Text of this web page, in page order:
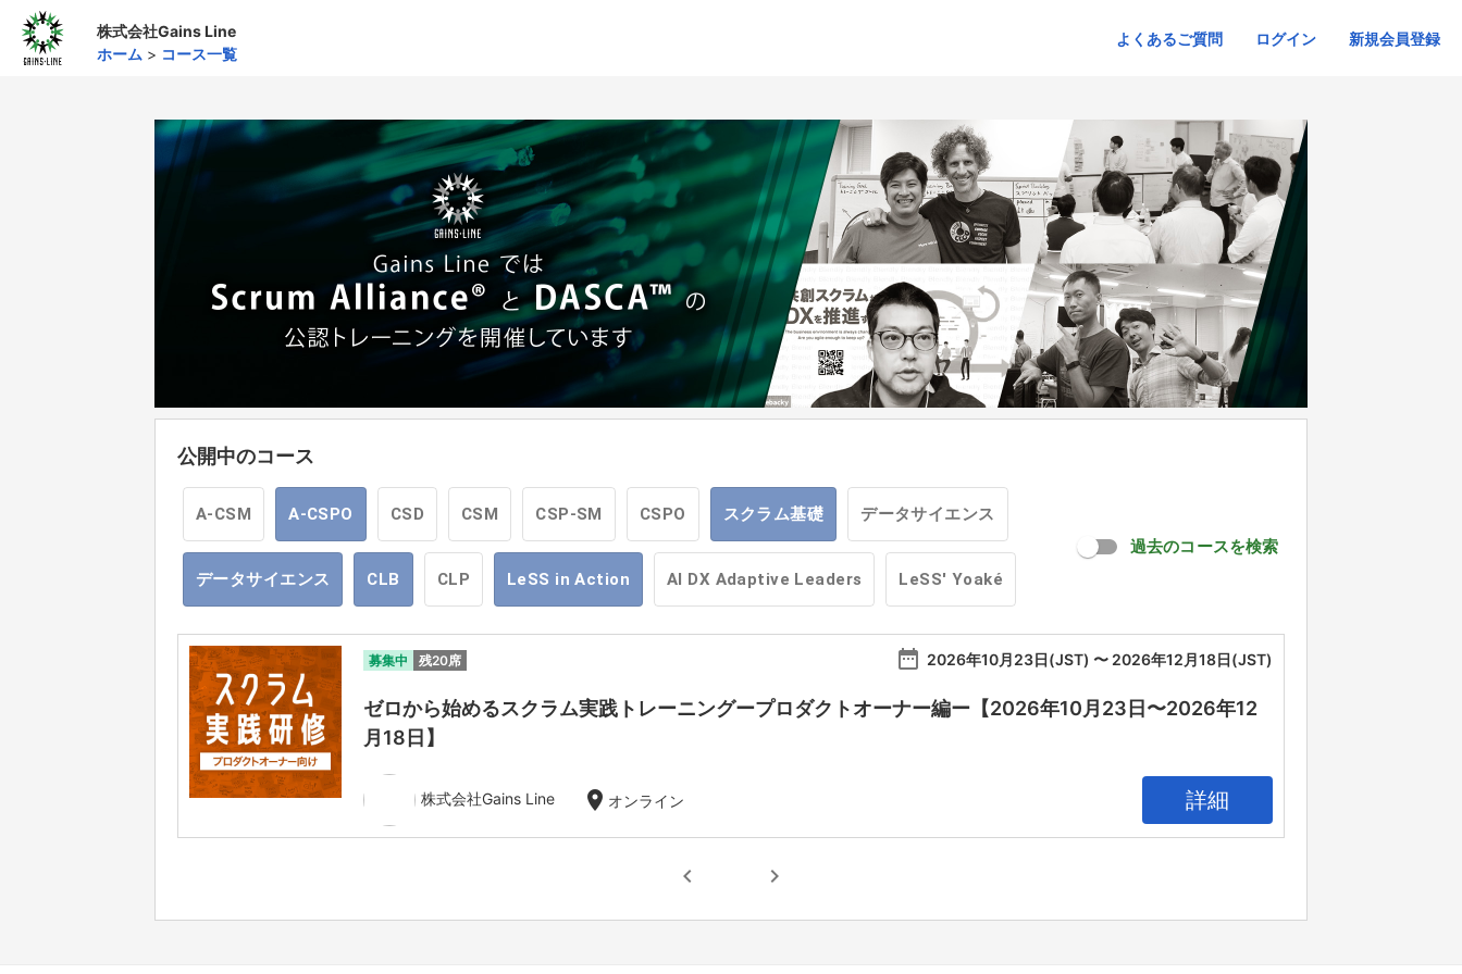
株式会社Gains Line
ホーム > コース一覧
よくあるご質問 ログイン 新規会員登録
公開中のコース
A-CSM A-CSPO CSD CSM CSP-SM CSPO スクラム基礎 データサイエンス
データサイエンス CLB CLP LeSS in Action AI DX Adaptive Leaders LeSS' Yoaké
過去のコースを検索
募集中 残20席 date_range 2026年10月23日(JST) 〜 2026年12月18日(JST)
ゼロから始めるスクラム実践トレーニングープロダクトオーナー編ー【2026年10月23日〜2026年12
月18日】
株式会社Gains Line location_on オンライン 詳細
chevron_left chevron_right